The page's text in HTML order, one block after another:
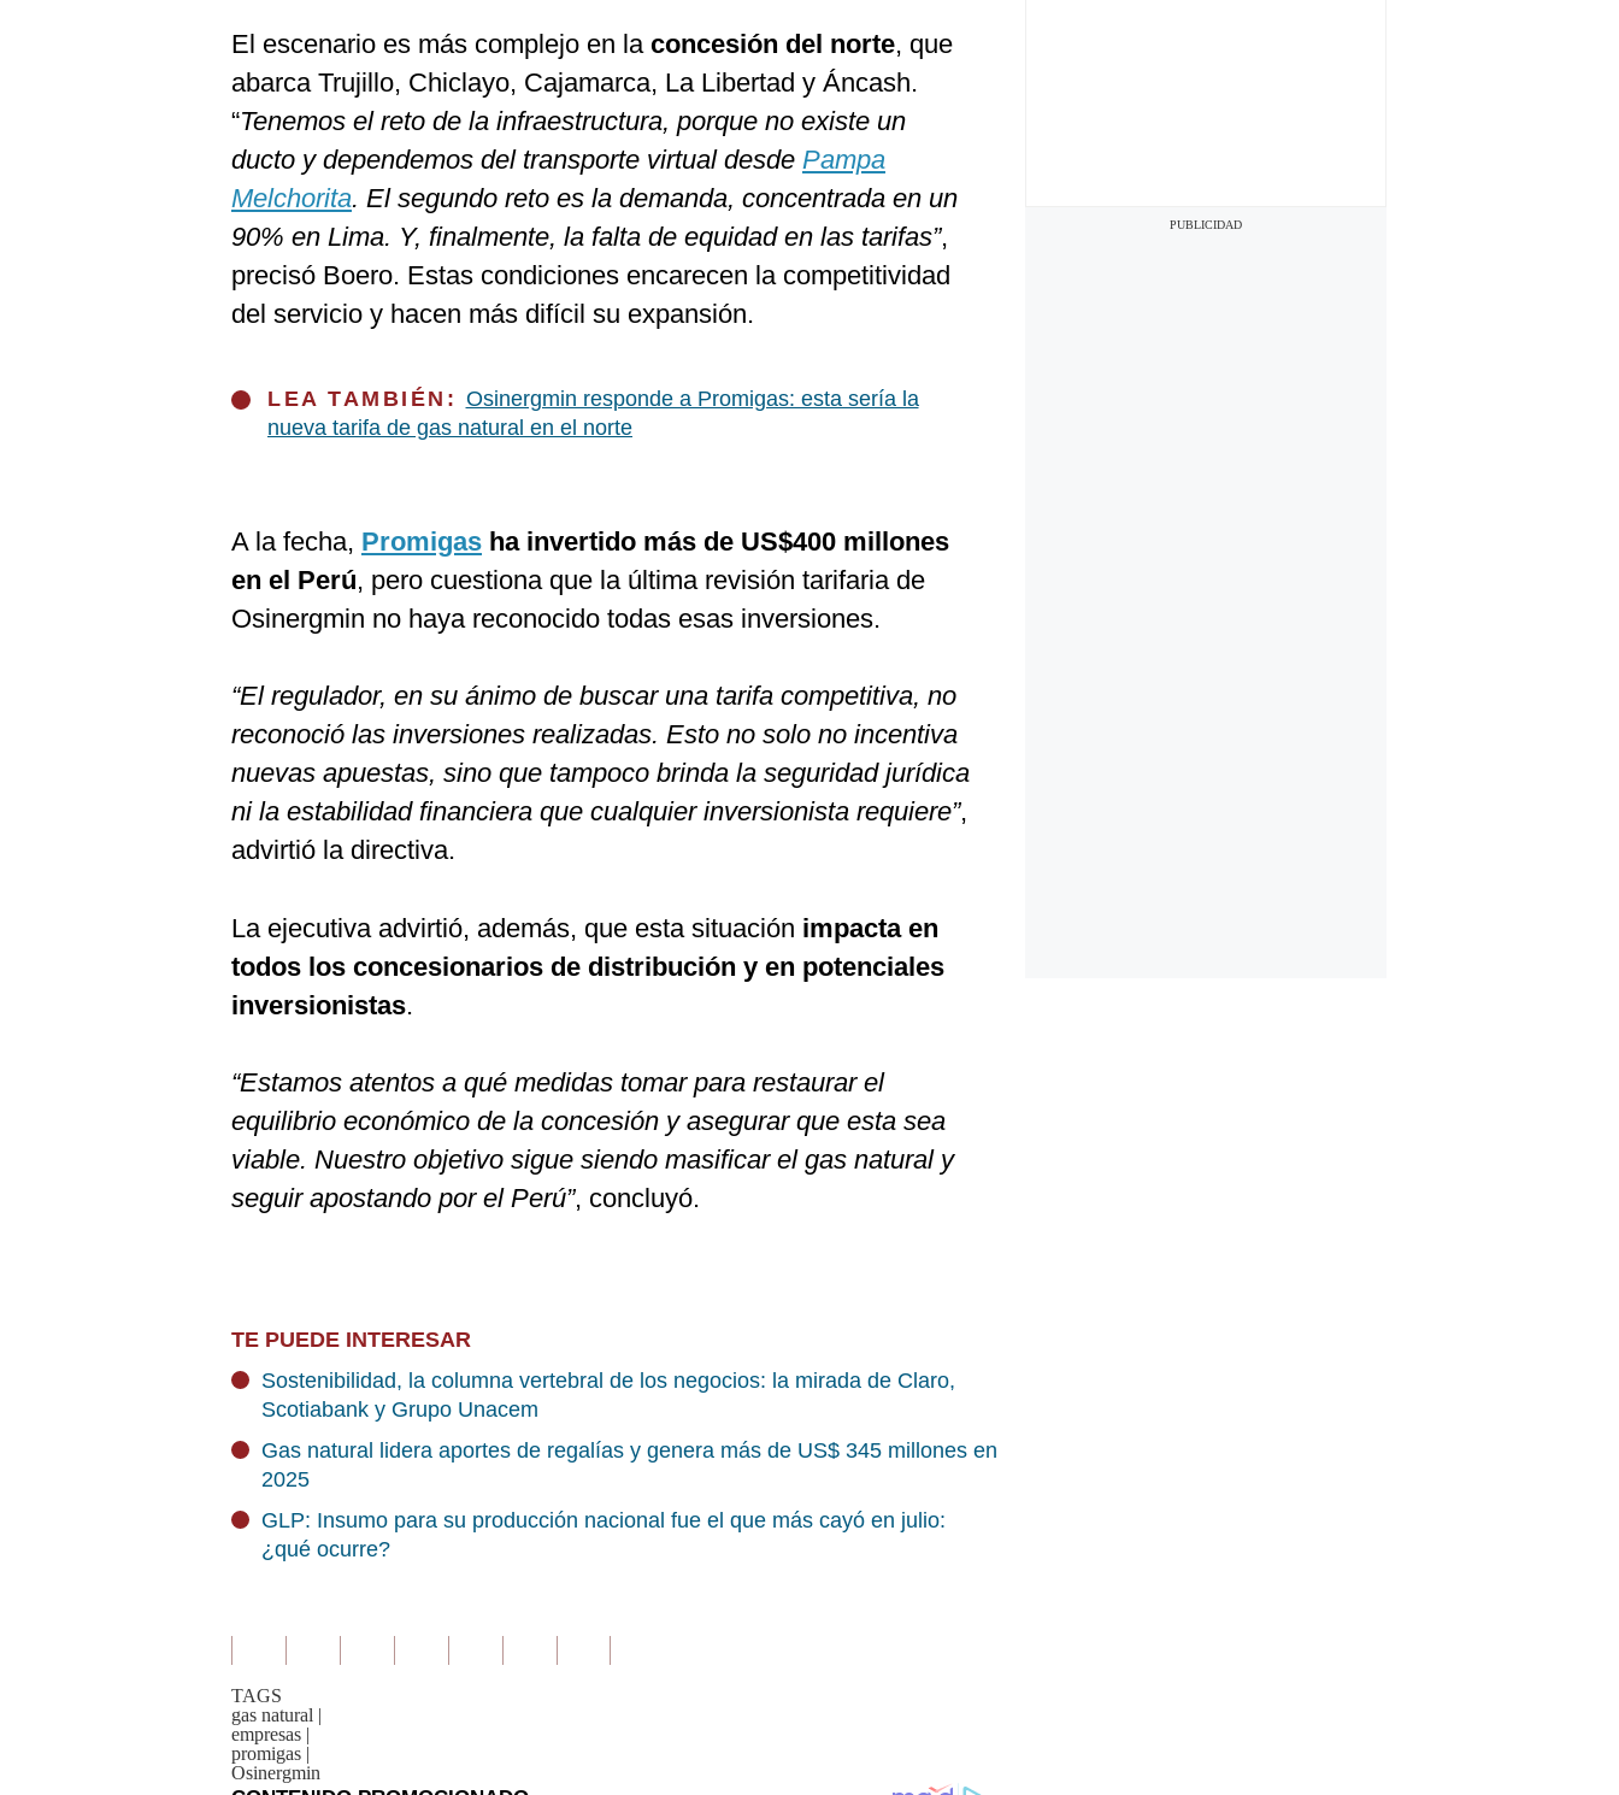
El escenario es más complejo en la concesión del norte, que
abarca Trujillo, Chiclayo, Cajamarca, La Libertad y Áncash.
“Tenemos el reto de la infraestructura, porque no existe un
ducto y dependemos del transporte virtual desde Pampa
Melchorita. El segundo reto es la demanda, concentrada en un
90% en Lima. Y, finalmente, la falta de equidad en las tarifas”,
precisó Boero. Estas condiciones encarecen la competitividad
del servicio y hacen más difícil su expansión.
LEA TAMBIÉN: Osinergmin responde a Promigas: esta sería la
nueva tarifa de gas natural en el norte
A la fecha, Promigas ha invertido más de US$400 millones
en el Perú, pero cuestiona que la última revisión tarifaria de
Osinergmin no haya reconocido todas esas inversiones.
“El regulador, en su ánimo de buscar una tarifa competitiva, no
reconoció las inversiones realizadas. Esto no solo no incentiva
nuevas apuestas, sino que tampoco brinda la seguridad jurídica
ni la estabilidad financiera que cualquier inversionista requiere”,
advirtió la directiva.
La ejecutiva advirtió, además, que esta situación impacta en
todos los concesionarios de distribución y en potenciales
inversionistas.
“Estamos atentos a qué medidas tomar para restaurar el
equilibrio económico de la concesión y asegurar que esta sea
viable. Nuestro objetivo sigue siendo masificar el gas natural y
seguir apostando por el Perú”, concluyó.
TE PUEDE INTERESAR
Sostenibilidad, la columna vertebral de los negocios: la mirada de Claro,
Scotiabank y Grupo Unacem
Gas natural lidera aportes de regalías y genera más de US$ 345 millones en
2025
GLP: Insumo para su producción nacional fue el que más cayó en julio:
¿qué ocurre?
TAGS
gas natural |
empresas |
promigas |
Osinergmin